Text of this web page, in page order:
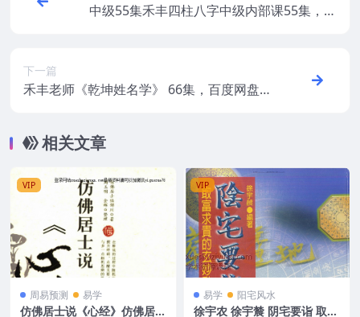
中级55集禾丰四柱八字中级内部课55集，百
下一篇
禾丰老师《乾坤姓名学》 66集，百度网盘下
相关文章
VIP
周易预测 易学
仿佛居士说《心经》仿佛居士
VIP
易学 阳宅风水
徐宇农 徐宇辳 阴宅要诣 取富